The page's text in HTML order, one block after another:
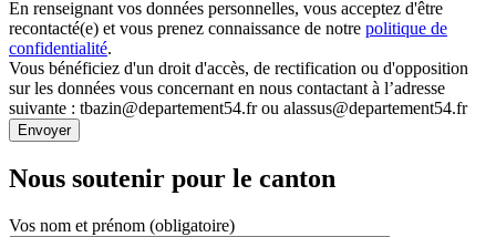
En renseignant vos données personnelles, vous acceptez d'être
recontacté(e) et vous prenez connaissance de notre politique de
confidentialité.
Vous bénéficiez d'un droit d'accès, de rectification ou d'opposition
sur les données vous concernant en nous contactant à l’adresse
suivante : tbazin@departement54.fr ou alassus@departement54.fr
Nous soutenir pour le canton
Vos nom et prénom (obligatoire)